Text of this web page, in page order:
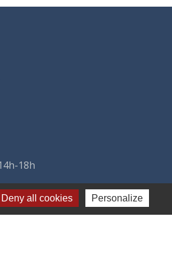
18h
Deny all cookies Personalize